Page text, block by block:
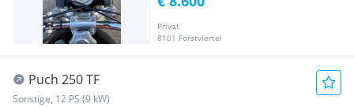
Privat
8101 Forstviertel
Puch 250 TF
Sonstige, 12 PS (9 kW)